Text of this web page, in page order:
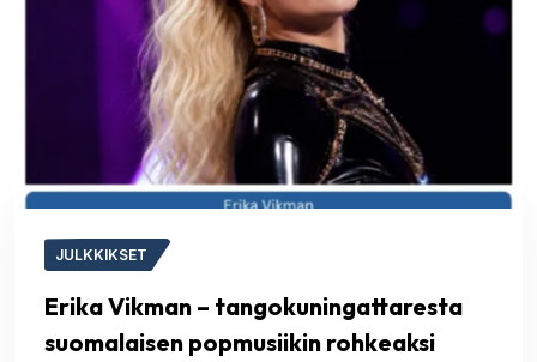
JULKKIKSET
Erika Vikman – tangokuningattaresta
suomalaisen popmusiikin rohkeaksi